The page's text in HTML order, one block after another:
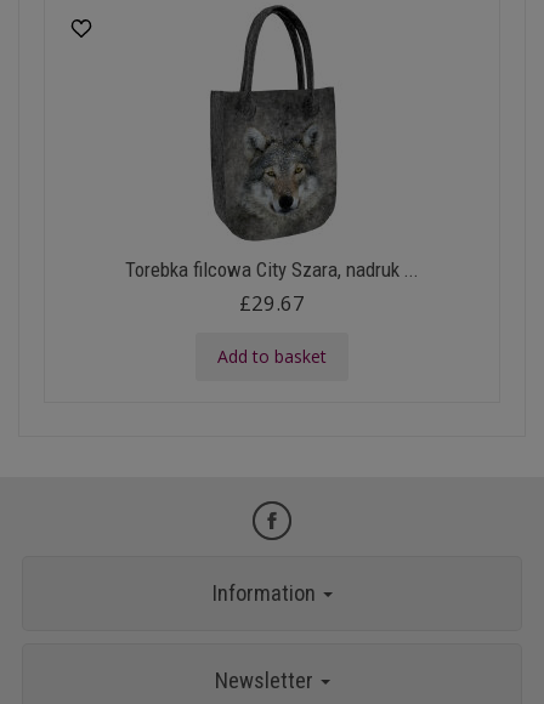
Torebka filcowa City Szara, nadruk ...
£29.67
Add to basket
Information
Newsletter